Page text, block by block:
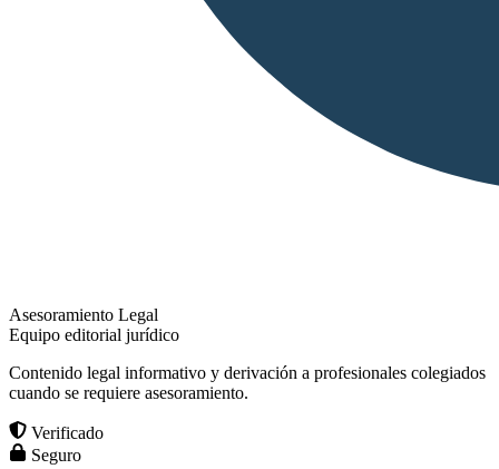
Asesoramiento Legal
Equipo editorial jurídico
Contenido legal informativo y derivación a profesionales colegiados
cuando se requiere asesoramiento.
Verificado
Seguro